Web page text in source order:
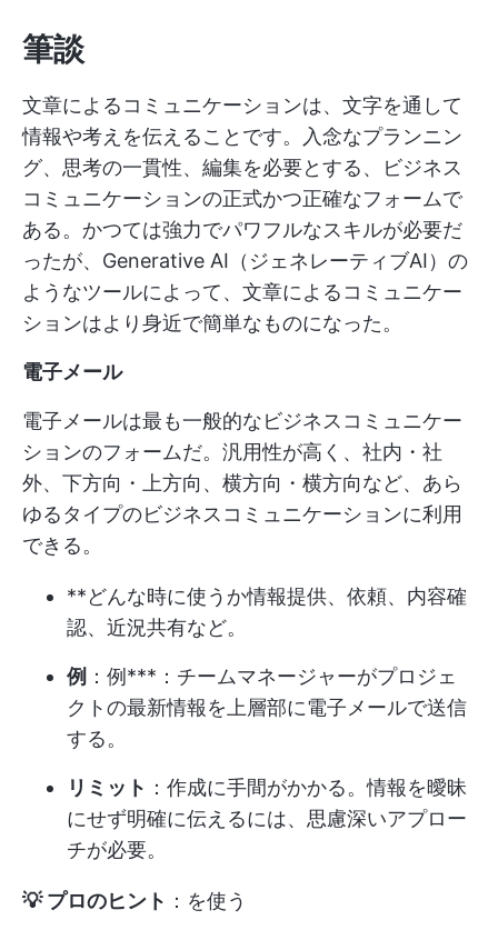
筆談
文章によるコミュニケーションは、文字を通して
情報や考えを伝えることです。入念なプランニン
グ、思考の一貫性、編集を必要とする、ビジネス
コミュニケーションの正式かつ正確なフォームで
ある。かつては強力でパワフルなスキルが必要だ
ったが、Generative AI（ジェネレーティブAI）の
ようなツールによって、文章によるコミュニケー
ションはより身近で簡単なものになった。
電子メール
電子メールは最も一般的なビジネスコミュニケー
ションのフォームだ。汎用性が高く、社内・社
外、下方向・上方向、横方向・横方向など、あら
ゆるタイプのビジネスコミュニケーションに利用
できる。
**どんな時に使うか情報提供、依頼、内容確
認、近況共有など。
例 ：例***：チームマネージャーがプロジェ
クトの最新情報を上層部に電子メールで送信
する。
リミット ：作成に手間がかかる。情報を曖昧
にせず明確に伝えるには、思慮深いアプロー
チが必要。
💡 プロのヒント ：を使う